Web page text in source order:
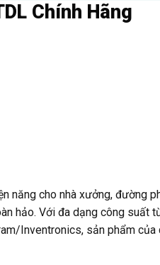
Chính Hãng
năng cho nhà xưởng, đường
hảo. Với đa dạng công suất
Inventronics, sản phẩm của